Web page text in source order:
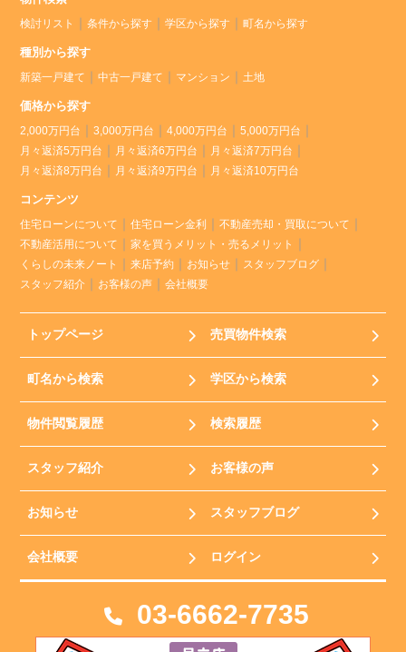
検討リスト 条件から探す 学区から探す 町名から探す
種別から探す
新築一戸建て 中古一戸建て マンション 土地
価格から探す
2,000万円台 3,000万円台 4,000万円台
5,000万円台
月々返済5万円台
月々返済6万円台
月々返済7万円台
月々返済8万円台
月々返済9万円台 月々返済10万円台
コンテンツ
住宅ローンについて 住宅ローン金利
不動産売却・買取について
不動産活用について
家を買うメリット・売るメリット
くらしの未来ノート
来店予約 お知らせ
スタッフブログ
スタッフ紹介
お客様の声 会社概要
トップページ 売買物件検索
町名から検索 学区から検索
物件閲覧履歴 検索履歴
スタッフ紹介 お客様の声
お知らせ スタッフブログ
会社概要 ログイン
03-6662-7735